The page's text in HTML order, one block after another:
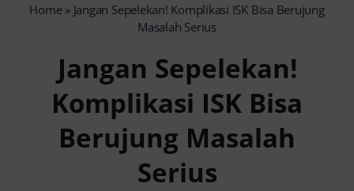
Reservasi Online
Home» Jangan Sepelekan! Komplikasi ISK Bisa Berujung
Masalah Serius
Jangan Sepelekan!
Komplikasi ISK Bisa
Berujung Masalah
Serius